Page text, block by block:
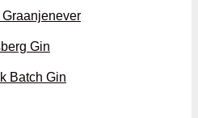
Gin
Batch Gin